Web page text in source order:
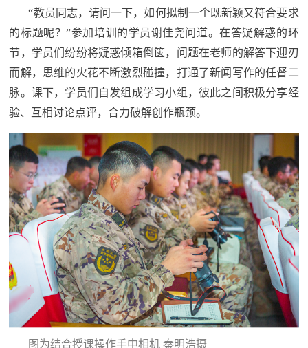
“教员同志，请问一下，如何拟制一个既新颖又符合要求
的标题呢？”参加培训的学员谢佳尧问道。在答疑解惑的环
节，学员们纷纷将疑惑倾箱倒箧，问题在老师的解答下迎刃
而解，思维的火花不断激烈碰撞，打通了新闻写作的任督二
脉。课下，学员们自发组成学习小组，彼此之间积极分享经
验、互相讨论点评，合力破解创作瓶颈。
图为结合授课操作手中相机 秦明浩摄